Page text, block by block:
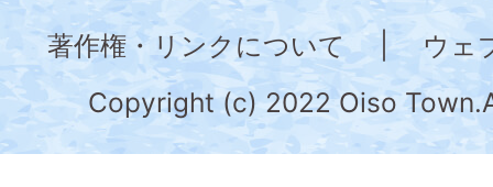
奈
川
県
の
著作権・リンクについて
ウェ
Copyright (c) 2022 Oiso